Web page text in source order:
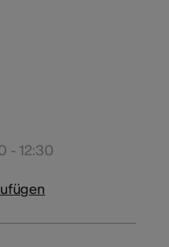
- 12:30